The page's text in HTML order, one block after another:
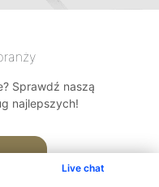
Live chat
Sprawdź naszą
najlepszych!